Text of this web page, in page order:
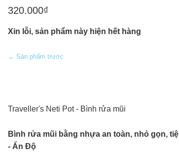
320.000₫
Xin lỗi, sản phẩm này hiện hết hàng
← Sản phẩm trước
Traveller's Neti Pot - Bình rửa mũi
Bình rửa mũi bằng nhựa an toàn, nhỏ gọn,
- Ấn Độ